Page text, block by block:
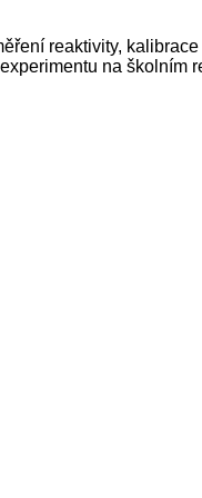
reaktivity,
na školním